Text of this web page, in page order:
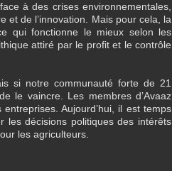
à des crises environnementales,
et de l’innovation. Mais pour cela, la
qui fonctionne le mieux selon les
attiré par le profit et le contrôle
si notre communauté forte de 21
le vaincre. Les membres d’Avaaz
Aujourd’hui, il est temps
les décisions politiques des intérêts
les agriculteurs.